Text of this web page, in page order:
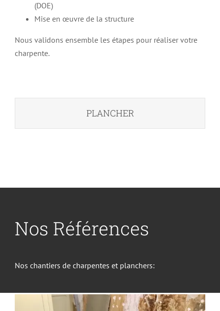
(DOE)
Mise en œuvre de la structure
Nous validons ensemble les étapes pour réaliser votre
charpente.
PLANCHER
Nos Références
Nos chantiers de charpentes et planchers: